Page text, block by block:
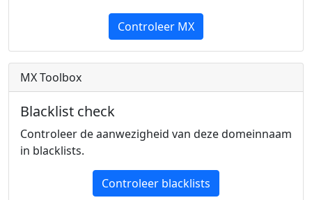
Controleer MX
MX Toolbox
Blacklist check
Controleer de aanwezigheid van deze domeinnaam
in blacklists.
Controleer blacklists